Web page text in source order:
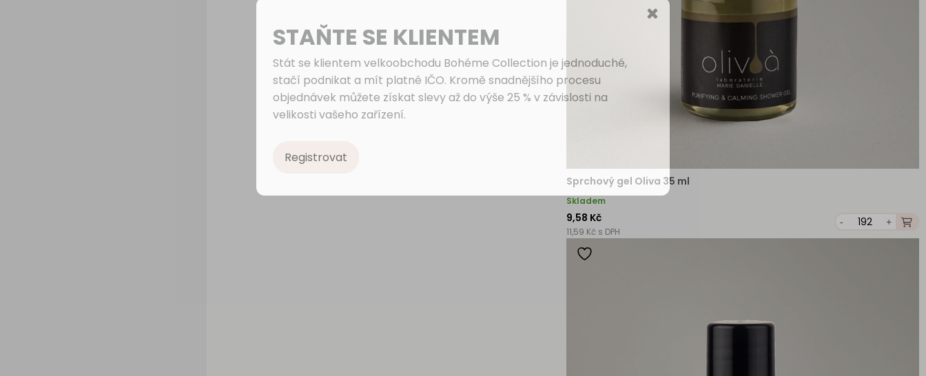
Sprchový gel Oliva 35 ml
Skladem
9,58 Kč
11,59 Kč s DPH
- +
STAŇTE SE KLIENTEM
Stát se klientem velkoobchodu Bohéme Collection je jednoduché,
stačí podnikat a mít platné IČO. Kromě snadnějšího procesu
objednávek můžete získat slevy až do výše 25 % v závislosti na
velikosti vašeho zařízení.
Registrovat